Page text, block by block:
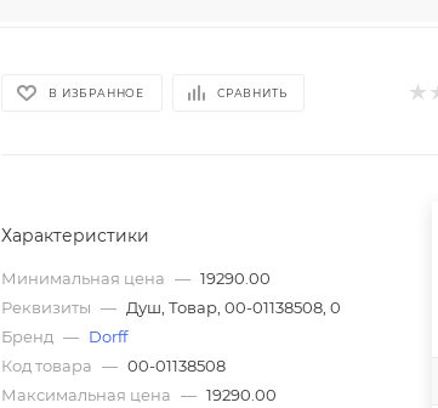
В ИЗБРАННОЕ СРАВНИТЬ
Характеристики
Минимальная цена — 19290.00
Реквизиты — Душ, Товар, 00-01138508, 0
Бренд — Dorff
Код товара — 00-01138508
Максимальная цена — 19290.00